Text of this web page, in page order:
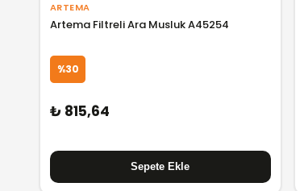
ARTEMA
Artema Filtreli Ara Musluk A45254
%30
₺ 815,64